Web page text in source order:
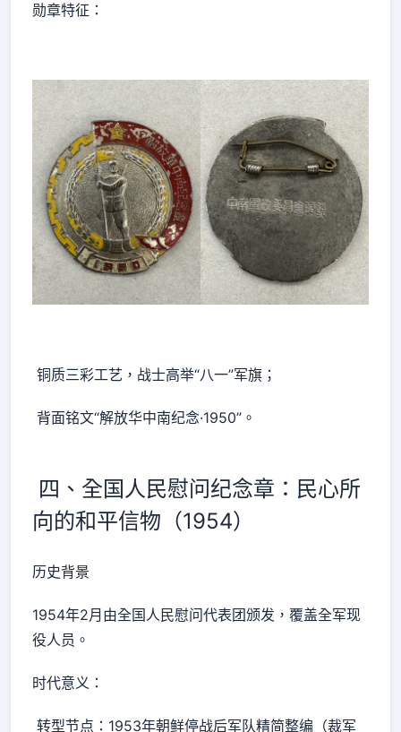
勋章特征：
铜质三彩工艺，战士高举“八一”军旗；
背面铭文“解放华中南纪念·1950”。
四、全国人民慰问纪念章：民心所
向的和平信物（1954）
历史背景
1954年2月由全国人民慰问代表团颁发，覆盖全军现
役人员。
时代意义：
转型节点：1953年朝鲜停战后军队精简整编（裁军